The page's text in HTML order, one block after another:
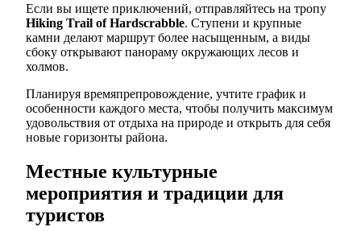
Если вы ищете приключений, отправляйтесь на тропу
Hiking Trail of Hardscrabble. Ступени и крупные
камни делают маршрут более насыщенным, а виды
сбоку открывают панораму окружающих лесов и
холмов.
Планируя времяпрепровождение, учтите график и
особенности каждого места, чтобы получить максимум
удовольствия от отдыха на природе и открыть для себя
новые горизонты района.
Местные культурные
мероприятия и традиции для
туристов